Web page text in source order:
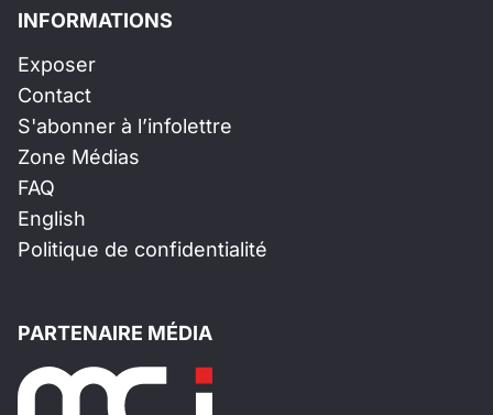
INFORMATIONS
Exposer
Contact
S'abonner à l’infolettre
Zone Médias
FAQ
English
Politique de confidentialité
PARTENAIRE MÉDIA